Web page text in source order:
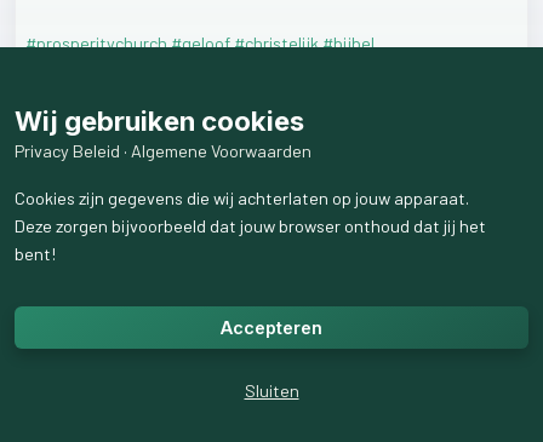
#prosperitychurch#geloof#christelijk#bijbel
9weergaven
Wij gebruiken cookies
Privacy Beleid · Algemene Voorwaarden
Cookies zijn gegevens die wij achterlaten op jouw apparaat.
Deze zorgen bijvoorbeeld dat jouw browser onthoud dat jij het
bent!
Accepteren
Sluiten